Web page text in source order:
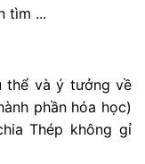
tìm ...
thể và ý tưởng về
phần hóa học)
Thép không gỉ